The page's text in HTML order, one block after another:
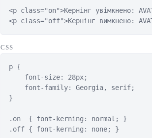
<p class="on">Кернінг увімкнено:
<p class="off">Кернінг вимкнено:
CSS
p {
    font-size: 28px;
    font-family: Georgia, serif;
}
.on  { font-kerning: normal; }
.off { font-kerning: none; }